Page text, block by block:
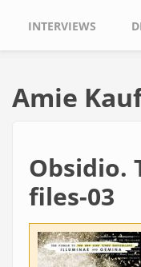
INTERVIEWS
Amie
Obsidio.
files-03